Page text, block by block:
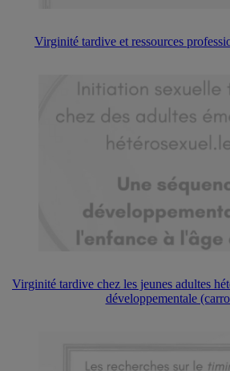
Virginité tardive et ressources
Virginité tardive chez les jeunes adultes
développementale